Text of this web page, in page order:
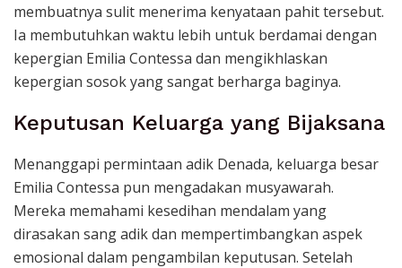
membuatnya sulit menerima kenyataan pahit tersebut.
Ia membutuhkan waktu lebih untuk berdamai dengan
kepergian Emilia Contessa dan mengikhlaskan
kepergian sosok yang sangat berharga baginya.
Keputusan Keluarga yang Bijaksana
Menanggapi permintaan adik Denada, keluarga besar
Emilia Contessa pun mengadakan musyawarah.
Mereka memahami kesedihan mendalam yang
dirasakan sang adik dan mempertimbangkan aspek
emosional dalam pengambilan keputusan. Setelah